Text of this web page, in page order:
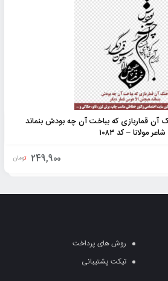
آن قماربازی که بباخت آن چه بودش بنماند
– کد ۱۰۸۳
249,900 تومان
روش های پرداخت
تیکت پشتیبانی